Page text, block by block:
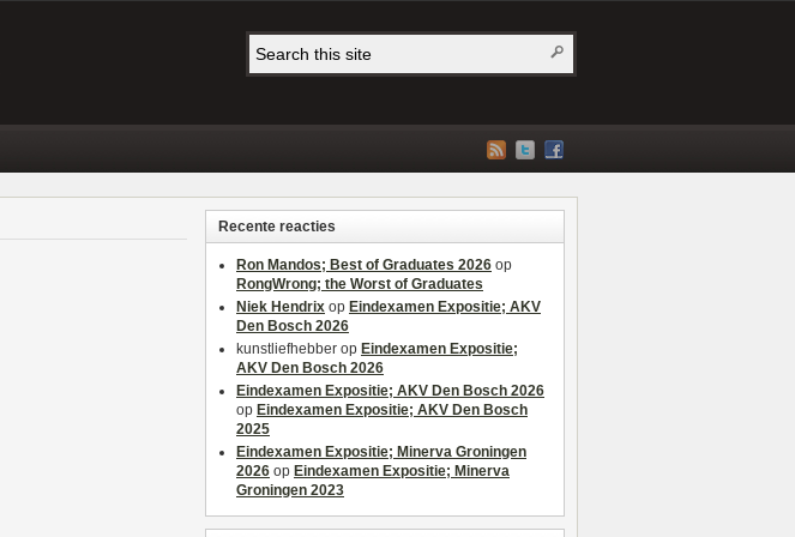
Recente reacties
Ron Mandos; Best of Graduates 2026 op
RongWrong; the Worst of Graduates
Niek Hendrix op Eindexamen Expositie; AKV
Den Bosch 2026
kunstliefhebber op Eindexamen Expositie;
AKV Den Bosch 2026
Eindexamen Expositie; AKV Den Bosch 2026
op Eindexamen Expositie; AKV Den Bosch
2025
Eindexamen Expositie; Minerva Groningen
2026 op Eindexamen Expositie; Minerva
Groningen 2023